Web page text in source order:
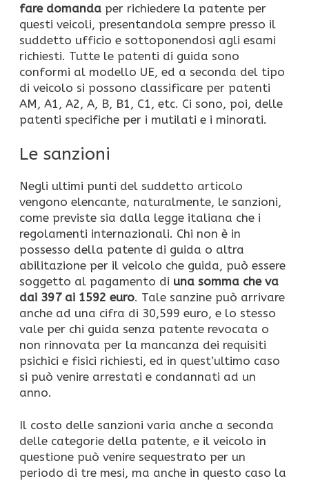
fare domanda per richiedere la patente per
questi veicoli, presentandola sempre presso il
suddetto ufficio e sottoponendosi agli esami
richiesti. Tutte le patenti di guida sono
conformi al modello UE, ed a seconda del tipo
di veicolo si possono classificare per patenti
AM, A1, A2, A, B, B1, C1, etc. Ci sono, poi, delle
patenti specifiche per i mutilati e i minorati.
Le sanzioni
Negli ultimi punti del suddetto articolo
vengono elencante, naturalmente, le sanzioni,
come previste sia dalla legge italiana che i
regolamenti internazionali. Chi non è in
possesso della patente di guida o altra
abilitazione per il veicolo che guida, può essere
soggetto al pagamento di una somma che va
dai 397 ai 1592 euro. Tale sanzine può arrivare
anche ad una cifra di 30,599 euro, e lo stesso
vale per chi guida senza patente revocata o
non rinnovata per la mancanza dei requisiti
psichici e fisici richiesti, ed in quest’ultimo caso
si può venire arrestati e condannati ad un
anno.
Il costo delle sanzioni varia anche a seconda
delle categorie della patente, e il veicolo in
questione può venire sequestrato per un
periodo di tre mesi, ma anche in questo caso la